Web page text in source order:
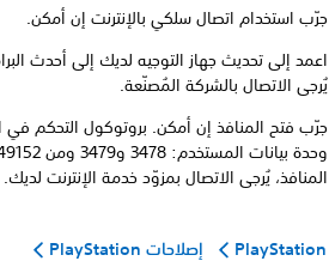
جرّب استخدام اتصال سلكي بالإنترنت إن أمكن.
اعمد إلى تحديث جهاز التوجيه لديك إلى أحدث
يُرجى الاتصال بالشركة المُصنّعة.
المنافذ، يُرجى الاتصال بمزوّد خدمة الإنترنت لديك.
إصلاحات PlayStation